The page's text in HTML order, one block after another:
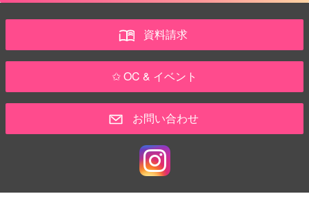
資料請求
✩ OC & イベント
お問い合わせ